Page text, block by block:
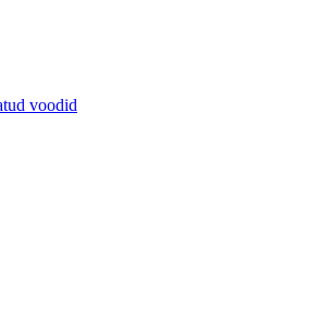
voodid